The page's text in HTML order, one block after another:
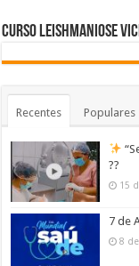
Curso Leishmaniose
Recentes Populares
??
15
7 de
8